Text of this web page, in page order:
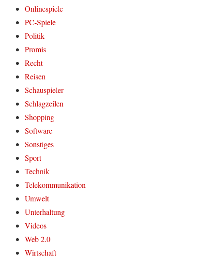
Onlinespiele
PC-Spiele
Politik
Promis
Recht
Reisen
Schauspieler
Schlagzeilen
Shopping
Software
Sonstiges
Sport
Technik
Telekommunikation
Umwelt
Unterhaltung
Videos
Web 2.0
Wirtschaft